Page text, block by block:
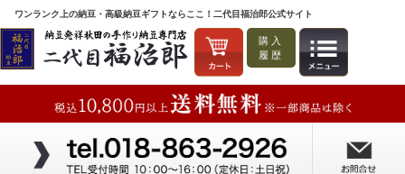
ワンランク上の納豆・高級納豆ギフトならここ！二代目福治郎公式サイト
購入
履歴